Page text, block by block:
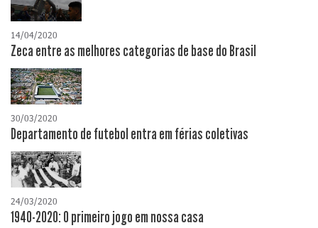
14/04/2020
Zeca entre as melhores categorias de base do Brasil
30/03/2020
Departamento de futebol entra em férias coletivas
24/03/2020
1940-2020: O primeiro jogo em nossa casa